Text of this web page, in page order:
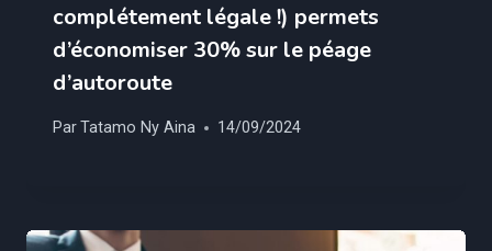
complétement légale !) permets
d’économiser 30% sur le péage
d’autoroute
ParTatamo Ny Aina 14/09/2024